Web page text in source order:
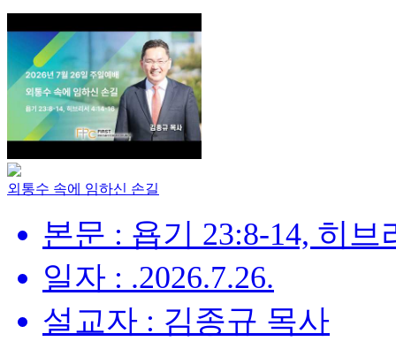
외통수 속에 임하신 손길
본문 : 욥기 23:8-14, 히브
일자 : .2026.7.26.
설교자 : 김종규 목사